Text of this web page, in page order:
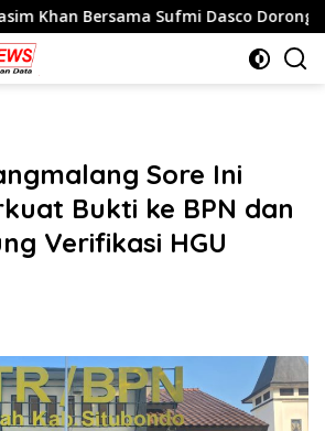
Dasco Dorong Dialog SPBUN
Sore Ini
Bukti ke BPN dan
Verifikasi HGU